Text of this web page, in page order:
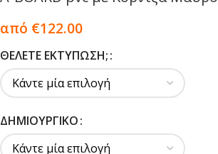
από €122.00
ΘΈΛΕΤΕ ΕΚΤΎΠΩΣΗ;
ΔΗΜΙΟΥΡΓΙΚΌ